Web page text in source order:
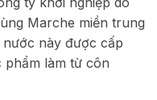
Marche miền trung
này được cấp
phẩm làm từ côn